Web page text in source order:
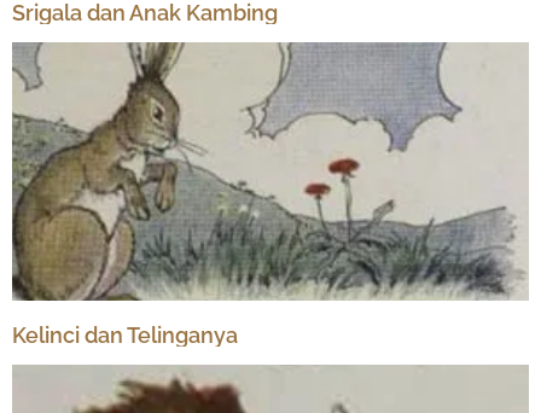
Srigala dan Anak Kambing
Kelinci dan Telinganya